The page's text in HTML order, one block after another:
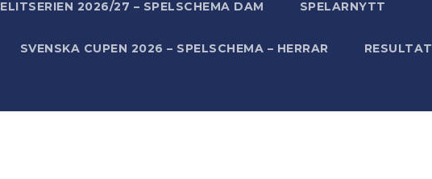
ELITSERIEN 2026/27 – SPELSCHEMA DAM SPELARNYTT
SVENSKA CUPEN 2026 – SPELSCHEMA – HERRAR RESULTAT